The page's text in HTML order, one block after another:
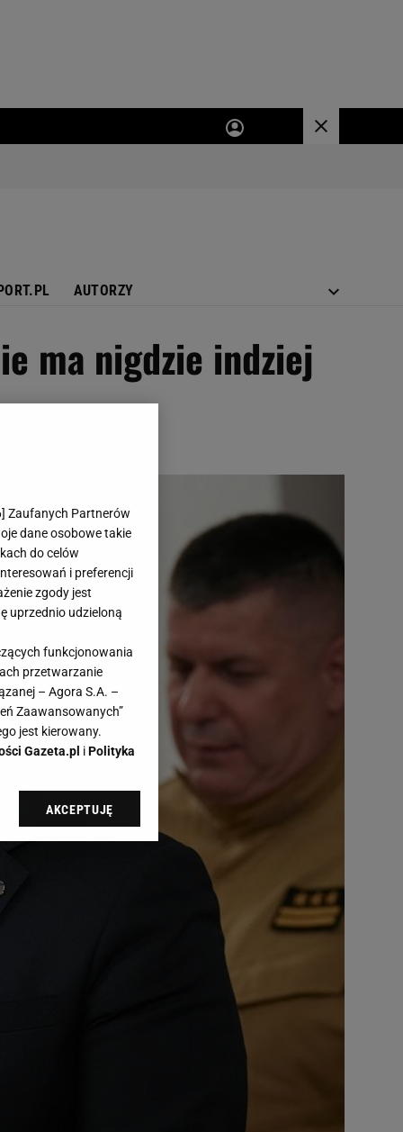
AUTORZY
ma nigdzie indziej
] Zaufanych Partnerów
dane osobowe takie
do celów
i preferencji
zgody jest
uprzednio udzieloną
funkcjonowania
przetwarzanie
– Agora S.A. –
Zaawansowanych”
jest kierowany.
Gazeta.pl iPolityka
sp. z o.o., jej
swoje preferencje
AKCEPTUJĘ